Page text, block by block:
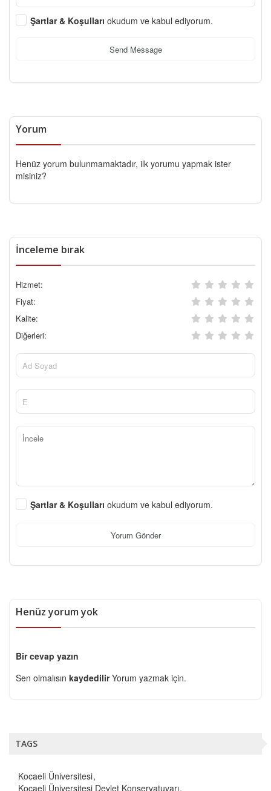
Şartlar & Koşulları okudum ve kabul ediyorum.
Send Message
Yorum
Henüz yorum bulunmamaktadır, ilk yorumu yapmak ister
misiniz?
İnceleme bırak
Hizmet:
Fiyat:
Kalite:
Diğerleri:
Şartlar & Koşulları okudum ve kabul ediyorum.
Yorum Gönder
Henüz yorum yok
Bir cevap yazın
Sen olmalısın kaydedilirYorum yazmak için.
TAGS
Kocaeli Üniversitesi
Kocaeli Üniversitesi Devlet Konservatuvarı